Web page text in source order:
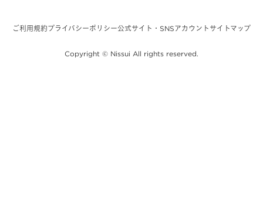
ご利用規約プライバシーポリシー公式サイト・SNSアカウント サイトマップ
Copyright © Nissui All rights reserved.